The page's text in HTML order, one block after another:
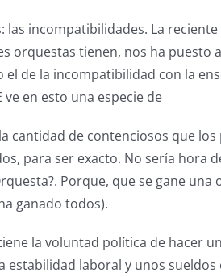
las incompatibilidades. La
orquestas tienen, nos ha puesto
el de la incompatibilidad con la
ve en esto una especie de
cantidad de contenciosos que
para ser exacto. No sería hora
Porque, que se gane
ganado todos).
la voluntad política de hacer
estabilidad laboral y unos